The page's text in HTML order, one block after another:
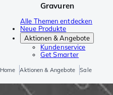
Gravuren
Alle Themen entdecken
Neue Produkte
Aktionen & Angebote
Kundenservice
Get Smarter
Home Aktionen & Angebote Sale